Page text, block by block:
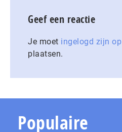
Geef een reactie
Je moet ingelogd zijn op
plaatsen.
Populaire